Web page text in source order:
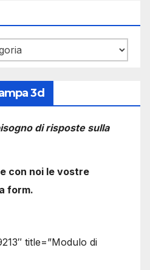
3d
di risposte sulla
con noi le vostre
form.
title=”Modulo di